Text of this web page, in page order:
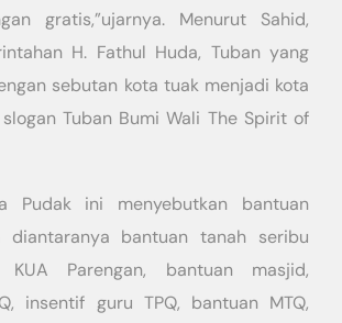
gratis,”ujarnya. Menurut Sahid,
H. Fathul Huda, Tuban yang
sebutan kota tuak menjadi kota
Tuban Bumi Wali The Spirit of
Pudak ini menyebutkan bantuan
diantaranya bantuan tanah seribu
Parengan, bantuan masjid,
insentif guru TPQ, bantuan MTQ,